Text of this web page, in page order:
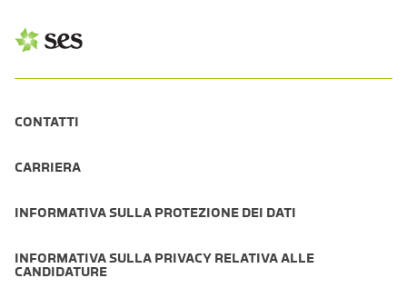
CONTATTI
CARRIERA
INFORMATIVA SULLA PROTEZIONE DEI DATI
INFORMATIVA SULLA PRIVACY RELATIVA ALLE
CANDIDATURE